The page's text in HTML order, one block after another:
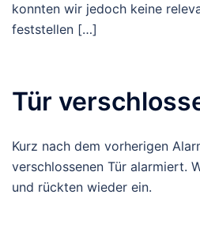
konnten wir jedoch keine
feststellen […]
Tür
Kurz nach dem vorherigen
verschlossenen Tür alarmiert.
und rückten wieder ein.